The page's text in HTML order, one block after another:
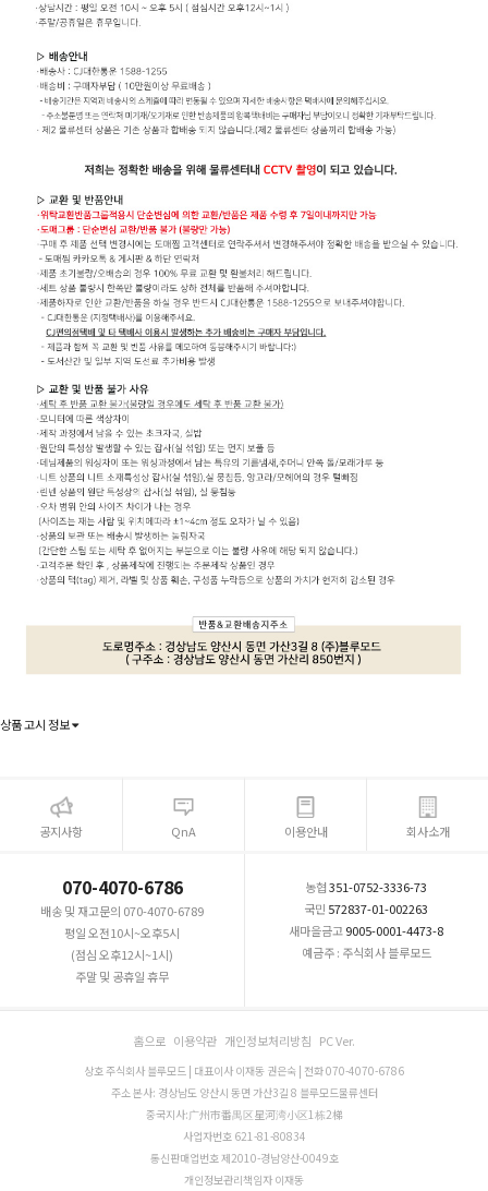
상품 고시 정보
공지사항 QnA 이용안내 회사소개
070-4070-6786
배송 및 재고문의 070-4070-6789
평일 오전10시~오후5시
(점심 오후12시~1시)
주말 및 공휴일 휴무
농협351-0752-3336-73
국민 572837-01-002263
새마을금고9005-0001-4473-8
예금주 : 주식회사 블루모드
홈으로 이용약관 개인정보처리방침 PC Ver.
상호 주식회사 블루모드 | 대표이사 이재동 권은숙 | 전화 070-4070-6786
주소 본사: 경상남도 양산시 동면 가산3길 8 블루모드물류센터
중국지사:广州市番禺区星河湾小区1栋2梯
사업자번호 621-81-80834
통신판매업번호 제2010-경남양산-0049호
개인정보관리책임자 이재동